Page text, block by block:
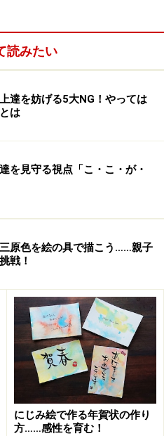
え「ぬりえプリント こども
絵（こどもの日のリンク）
端午の節句をテーマにした
ロードすることができま
のサイトではあまり見るこ
おり、それぞれのデザイン
読みたい
達を妨げる5大NG！やっては
は
を見守る視点「こ・こ・が・
原色を絵の具で描こう……親子
戦！
にじみ絵で作る年賀状の作り
方……感性を育む！